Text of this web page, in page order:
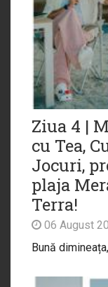
Ziua 4 |
cu Tea,
Jocuri,
plaja
Terra!
06 August
Bună